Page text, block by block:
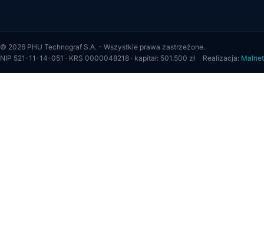
© 2026 PHU Technograf S.A. - Wszystkie prawa zastrzeżone.
NIP 521-11-14-051 · KRS 0000048218 · kapitał: 501.500 zł
Realizacja: Malnet